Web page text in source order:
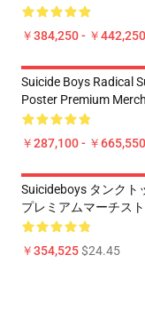
￥384,250 - ￥442,250
Suicide Boys Radical
Poster Premium
￥287,100 - ￥665,550
Suicideboys タンクト
プレミアムマーチス
￥354,525$24.45